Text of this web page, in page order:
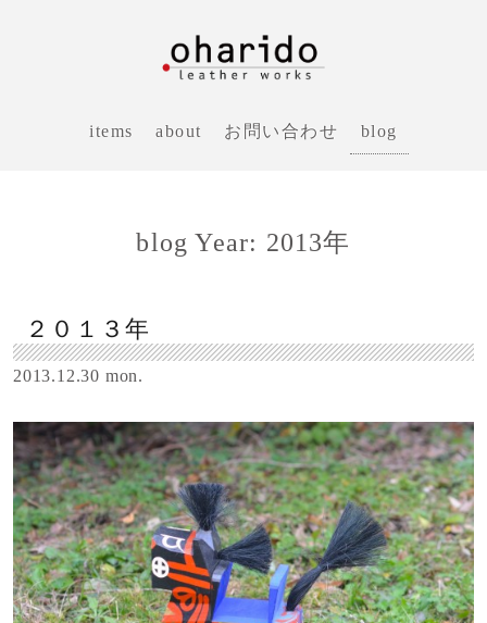
items about お問い合わせ blog
blog Year: 2013年
２０１３年
2013.12.30 mon.